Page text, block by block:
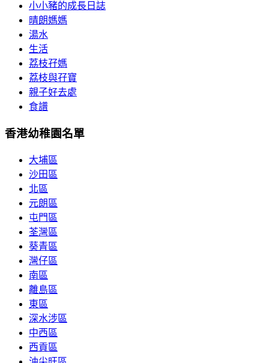
小小豬的成長日誌
晴朗媽媽
湯水
生活
荔枝孖媽
荔枝與孖寶
親子好去處
食譜
香港幼稚園名單
大埔區
沙田區
北區
元朗區
屯門區
荃灣區
葵青區
灣仔區
南區
離島區
東區
深水涉區
中西區
西貢區